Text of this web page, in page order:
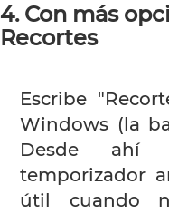
4. Con más
Recortes
Escribe
Windows (la
Desde ahí
temporizador
útil cuando